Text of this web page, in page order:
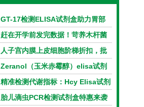
GT-17检测ELISA试剂盒助力胃部
相关指标样本定量研究
赶在开学前发完数据！苛养木杆菌
PCR检测试剂盒暑假优惠开启
人子宫内膜上皮细胞阶梯折扣，批
量更划算
Zeranol（玉米赤霉醇）elisa试剂
盒特惠
精准检测代谢指标：Hcy Elisa试剂
盒的科研应用与技术特点
胎儿滴虫PCR检测试剂盒特惠来袭